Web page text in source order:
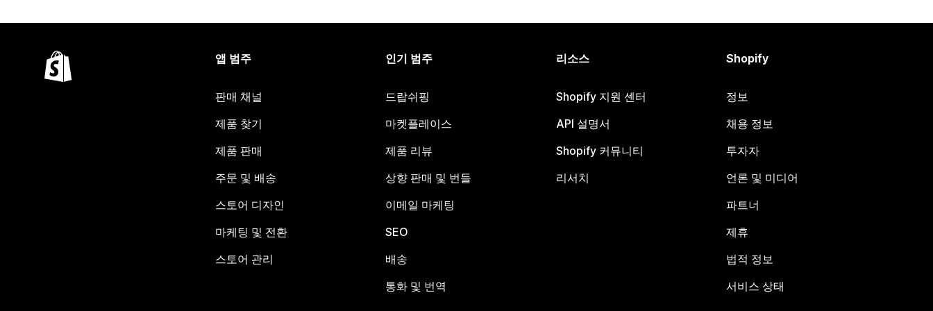
앱 범주
판매 채널
제품 찾기
제품 판매
주문 및 배송
스토어 디자인
마케팅 및 전환
스토어 관리
인기 범주
드랍쉬핑
마켓플레이스
제품 리뷰
상향 판매 및 번들
이메일 마케팅
SEO
배송
통화 및 번역
리소스
Shopify 지원 센터
API 설명서
Shopify 커뮤니티
리서치
Shopify
정보
채용 정보
투자자
언론 및 미디어
파트너
제휴
법적 정보
서비스 상태